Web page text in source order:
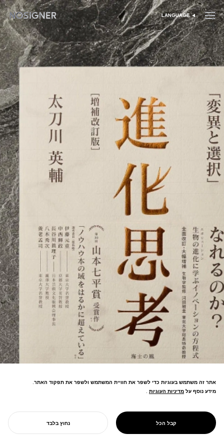
דף הבית בחר שפה
LANGUAGE
יצירתיות
אבולוציונית
מתודולוגיה יצירתית הלומדת מאבולוציה
שיצ'יהיי. תורגמה לסינית, קוריאנית,
אינדונזית, ומתפשטת ברחבי העולם.
אתר זה משתמש בעוגיות כדי לשפר את חוויית המשתמש ולשפר את תפקוד האתר.
מידע נוסף על מדיניות העוגיות
מדיניות העוגיות .
קבל הכל נחוץ בלבד